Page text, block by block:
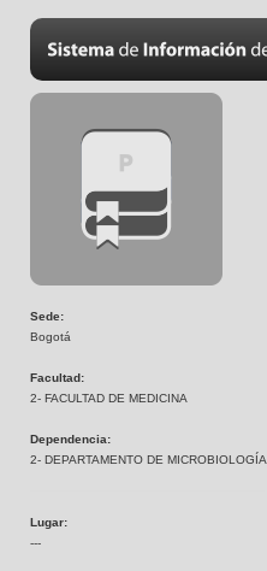
Sede:
Bogotá
Facultad:
2- FACULTAD DE MEDICINA
Dependencia:
2- DEPARTAMENTO DE MICROBIOLOGÍA
Lugar:
---